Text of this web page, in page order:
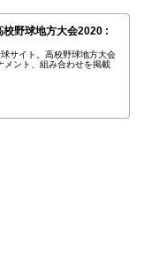
校野球地方大会2020 :
サイト。高校野球地方大会
メント、組み合わせを掲載